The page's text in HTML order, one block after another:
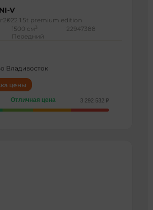
V
2022 1.5t premium edition
1500 см 3
Передний
22947388
Владивосток
цены
Отличная цена 3 292 532 ₽